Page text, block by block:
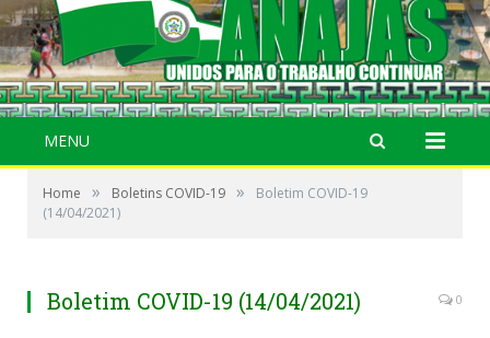
MENU
Home » Boletins COVID-19 »
Boletim COVID-19
(14/04/2021)
Boletim COVID-19 (14/04/2021) 0